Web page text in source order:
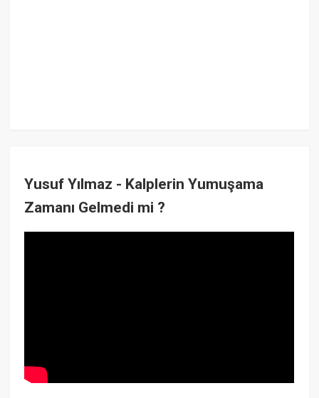
Yusuf Yılmaz - Kalplerin Yumuşama
Zamanı Gelmedi mi ?